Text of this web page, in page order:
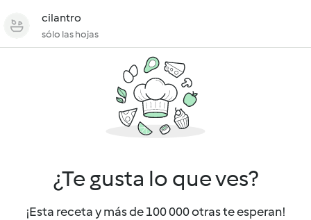
cilantro
sólo las hojas
¿Te gusta lo que ves?
¡Esta receta y más de 100 000 otras te esperan!